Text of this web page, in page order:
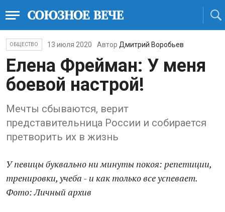
ОБЩЕСТВО 13 июля 2020 Автор Дмитрий Воробьев
Елена Фрейман: У меня
боевой настрой!
Мечты сбываются, верит
представительница России и собирается
претворить их в жизнь
У певицы буквально ни минуты покоя: репетиции,
тренировки, учеба - и как только все успевает.
Фото: Личный архив